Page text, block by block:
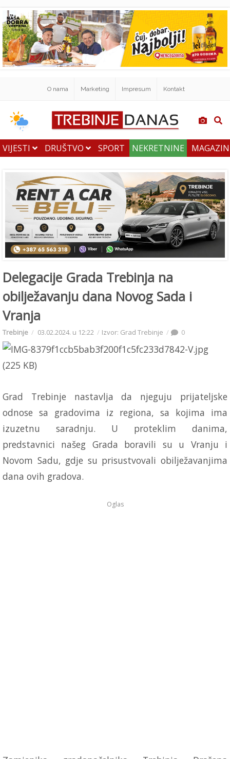
O nama Marketing Impresum Kontakt
VIJESTI DRUŠTVO SPORT NEKRETNINE
Delegacije Grada Trebinja na
obilježavanju dana Novog Sada i
Vranja
Trebinje 03.02.2024. u 12:22 Izvor: Grad Trebinje 0
Grad Trebinje nastavlja da njeguju prijateljske
odnose sa gradovima iz regiona, sa kojima ima
izuzetnu saradnju. U proteklim danima,
predstavnici našeg Grada boravili su u Vranju i
Novom Sadu, gdje su prisustvovali obilježavanjima
dana ovih gradova.
Oglas